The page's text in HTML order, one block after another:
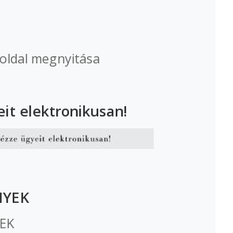
megnyitása
elektronikusan!